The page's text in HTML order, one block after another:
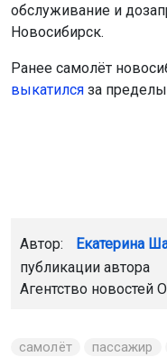
самолёт пассажир
Братск
Главная Новости
На
надвигается
погода. По прогнозу
гидрометцентра,
поднимется до +34